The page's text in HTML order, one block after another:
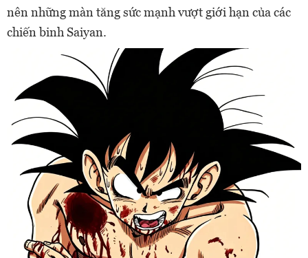
nên những màn tăng sức mạnh vượt giới hạn của các
chiến binh Saiyan.